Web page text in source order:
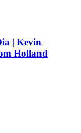
| Kevin
Holland